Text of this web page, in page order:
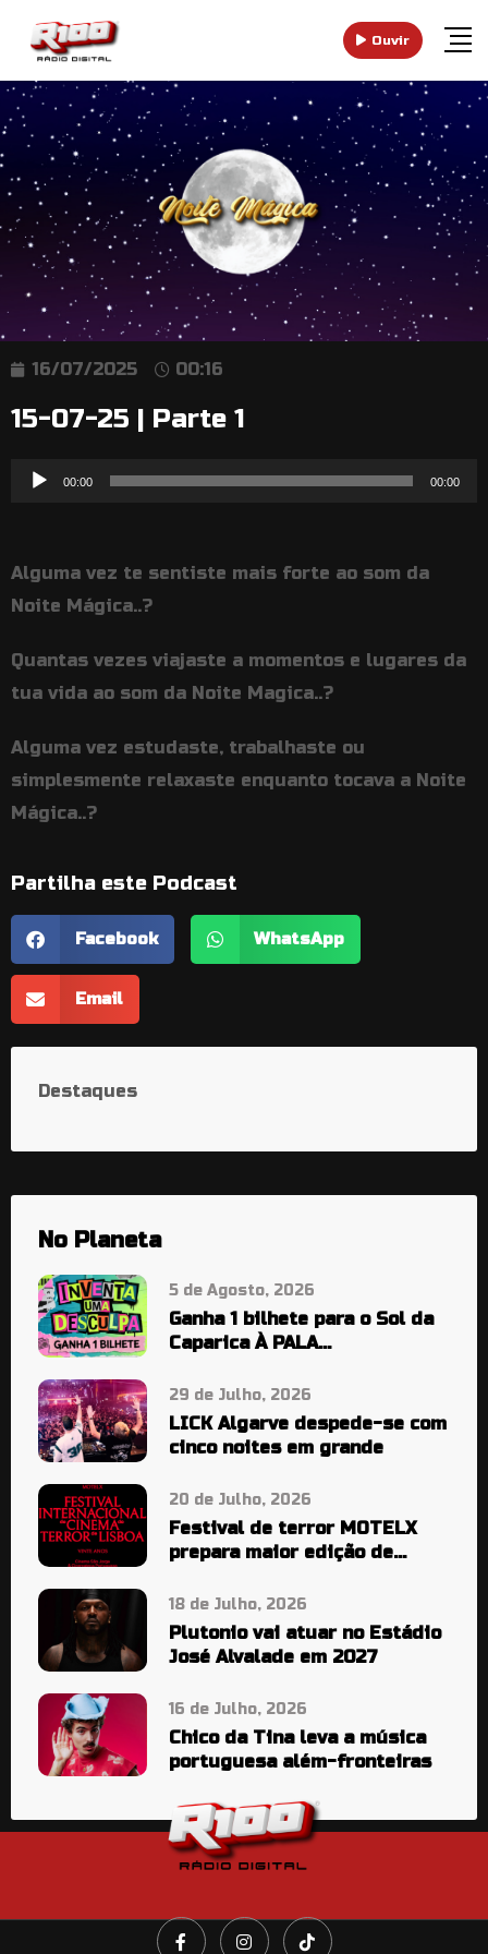
Ouvir
16/07/2025 00:16
15-07-25 | Parte 1
Reprodutor
00:00 00:00
Alguma vez te sentiste mais forte ao som da
Noite Mágica..?
Quantas vezes viajaste a momentos e lugares da
tua vida ao som da Noite Magica..?
Alguma vez estudaste, trabalhaste ou
simplesmente relaxaste enquanto tocava a Noite
Mágica..?
Partilha este Podcast
Facebook WhatsApp
Email
Destaques
No Planeta
5 de Agosto, 2026
Ganha 1 bilhete para o Sol da
Caparica À PALA…
29 de Julho, 2026
LICK Algarve despede-se com
cinco noites em grande
20 de Julho, 2026
Festival de terror MOTELX
prepara maior edição de
18 de Julho, 2026
Plutonio vai atuar no Estádio
José Alvalade em 2027
16 de Julho, 2026
Chico da Tina leva a música
portuguesa além-fronteiras